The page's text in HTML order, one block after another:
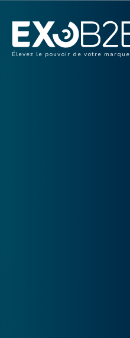
Élevez le pouvoir de votre marque